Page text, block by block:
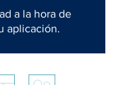
a la hora de
aplicación.